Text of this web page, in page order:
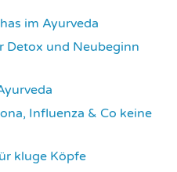
im Ayurveda
Detox und Neubeginn
Influenza & Co keine
kluge Köpfe